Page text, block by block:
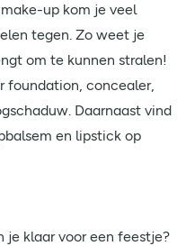
up kom je veel
tegen. Zo weet je
om te kunnen stralen!
foundation, concealer,
Daarnaast vind
en lipstick op
je klaar voor een feestje?